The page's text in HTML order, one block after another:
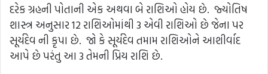
દરેક ગ્રહની પોતાની એક અથવા બે રાશિઓ હોય છે. જ્યોતિષ
શાસ્ત્ર અનુસાર 12 રાશિઓમાંથી 3 એવી રાશિઓ છે જેના પર
સૂર્યદેવ ની કૃપા છે. જો કે સૂર્યદેવ તમામ રાશિઓને આશીર્વાદ
આપે છે પરંતુ આ 3 તેમની પ્રિય રાશિ છે.